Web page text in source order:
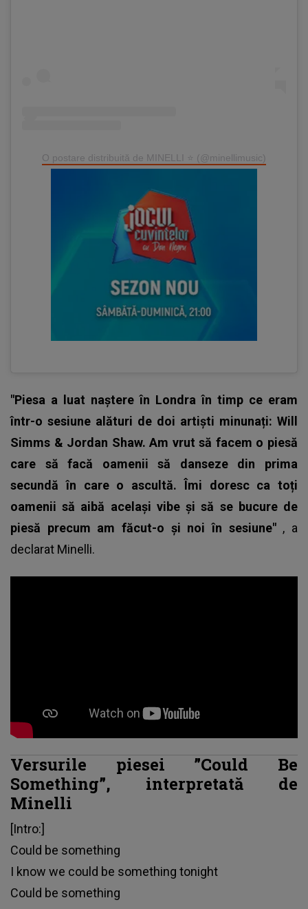
O postare distribuită de MINELLI ⭐ (@minellimusic)
"Piesa a luat naștere în Londra în timp ce eram
într-o sesiune alături de doi artiști minunați: Will
Simms & Jordan Shaw. Am vrut să facem o piesă
care să facă oamenii să danseze din prima
secundă în care o ascultă. Îmi doresc ca toți
oamenii să aibă același vibe și să se bucure de
piesă precum am făcut-o și noi în sesiune" , a
declarat Minelli.
Versurile piesei ”Could Be
Something”, interpretată de
Minelli
[Intro:]
Could be something
I know we could be something tonight
Could be something